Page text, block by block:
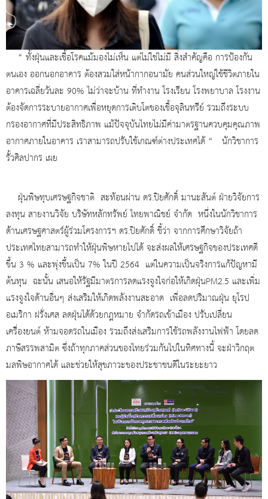
“ ทั้งฝุ่นและเชื้อโรคแม้มองไม่เห็น แต่ไม่ใช่ไม่มี สิ่งสำคัญคือ การป้องกัน
ตนเอง ออกนอกอาคาร ต้องสวมใส่หน้ากากอนามัย คนส่วนใหญ่ใช้ชีวิตภายใน
อาคารเฉลี่ยวันละ 90% ไม่ว่าจะบ้าน ที่ทำงาน โรงเรียน โรงพยาบาล โรงงาน
ต้องจัดการระบายอากาศเพื่อหยุดการเติบโตของเชื้อจุลินทรีย์ รวมถึงระบบ
กรองอากาศที่มีประสิทธิภาพ แม้ปัจจุบันไทยไม่มีค่ามาตรฐานควบคุมคุณภาพ
อากาศภายในอาคาร เราสามารถปรับใช้เกณฑ์ต่างประเทศได้ “ นักวิชาการ
รั้วศิลปากร เผย
ฝุ่นพิษทุบเศรษฐกิจชาติ สะท้อนผ่าน ดร.ปิยศักดิ์ มานะสันต์ ฝ่ายวิจัยการ
ลงทุน สายงานวิจัย บริษัทหลักทรัพย์ ไทยพาณิชย์ จำกัด หนึ่งในนักวิชาการ
ด้านเศรษฐศาสตร์ผู้ร่วมโครงการฯ ดร.ปิยศักดิ์ ชี้ว่า จากการศึกษาวิจัยถ้า
ประเทศไทยสามารถทำให้ฝุ่นพิษหายไปได้ จะส่งผลให้เศรษฐกิจของประเทศดี
ขึ้น 3 % และพุ่งขึ้นเป็น 7% ในปี 2564 แต่ในความเป็นจริงการแก้ปัญหามี
ต้นทุน ฉะนั้น เสนอให้รัฐมีมาตรการลดแรงจูงใจก่อให้เกิดฝุ่นPM2.5 และเพิ่ม
แรงจูงใจด้านอื่นๆ ส่งเสริมให้เกิดพลังงานสะอาด เพื่อลดปริมาณฝุ่น ยุโรป
อเมริกา ฝรั่งเศส ลดฝุ่นได้ด้วยกฎหมาย จำกัดรถเข้าเมือง ปรับเปลี่ยน
เครื่องยนต์ ห้ามจอดรถในเมือง รวมถึงส่งเสริมการใช้รถพลังงานไฟฟ้า โดยลด
ภาษีสรรพสามิต ซึ่งถ้าทุกภาคส่วนของไทยร่วมกันไปในทิศทางนี้ จะฝ่าวิกฤต
มลพิษอากาศได้ และช่วยให้สุขภาวะของประชาชนดีในระยะยาว